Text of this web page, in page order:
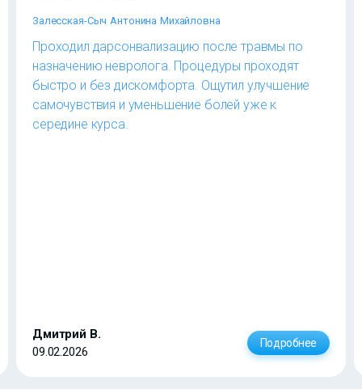
Залесская-Сыч Антонина Михайловна
Проходил дарсонвализацию после травмы по
назначению невролога. Процедуры проходят
быстро и без дискомфорта. Ощутил улучшение
самочувствия и уменьшение болей уже к
середине курса.
Дмитрий В.
09.02.2026
Подробнее